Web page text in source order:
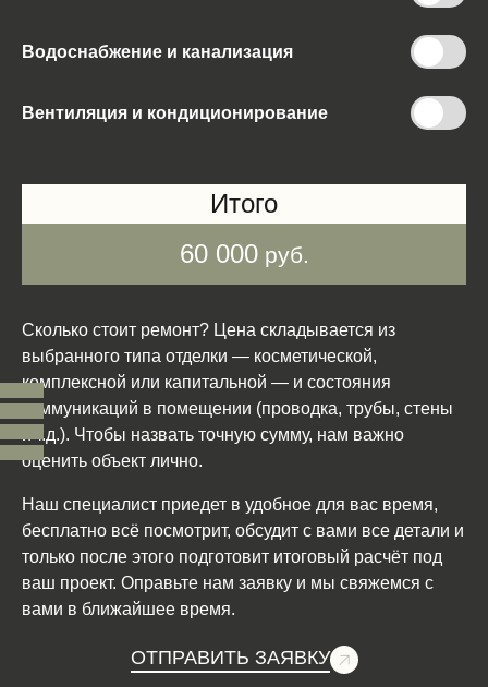
Водоснабжение и канализация
Вентиляция и кондиционирование
Итого
60 000руб.
Сколько стоит ремонт? Цена складывается из
выбранного типа отделки — косметической,
комплексной или капитальной — и состояния
коммуникаций в помещении (проводка, трубы, стены
и т.д.). Чтобы назвать точную сумму, нам важно
оценить объект лично.
Наш специалист приедет в удобное для вас время,
бесплатно всё посмотрит, обсудит с вами все детали и
только после этого подготовит итоговый расчёт под
ваш проект. Оправьте нам заявку и мы свяжемся с
вами в ближайшее время.
ОТПРАВИТЬ ЗАЯВКУ